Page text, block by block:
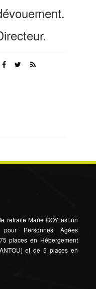
retraite Marie GOY est un
pour Personnes Âgées
places en Hébergement
et de 5 places en